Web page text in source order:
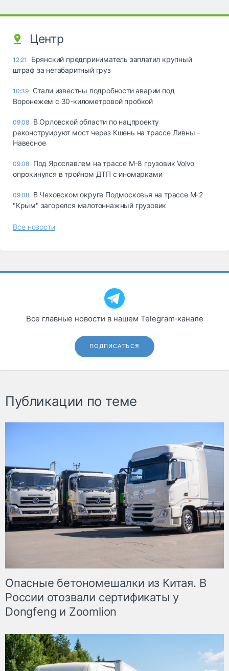
Центр
12:21
Брянский предприниматель заплатил крупный
штраф за негабаритный груз
10:39 Стали известны подробности аварии под
Воронежем с 30-километровой пробкой
09.08 В Орловской области по нацпроекту
реконструируют мост через Кшень на трассе Ливны –
Навесное
09.08 Под Ярославлем на трассе М-8 грузовик Volvo
опрокинулся в тройном ДТП с иномарками
09.08 В Чеховском округе Подмосковья на трассе М-2
"Крым" загорелся малотоннажный грузовик
Все новости
Все главные новости в нашем Telegram‑канале
ПОДПИСАТЬСЯ
Публикации по теме
Опасные бетономешалки из Китая. В
России отозвали сертификаты у
Dongfeng и Zoomlion